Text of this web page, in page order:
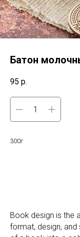
Батон
95 р.
300г
Book design is the
format, design,